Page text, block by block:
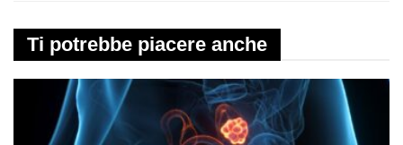
Ti potrebbe piacere anche